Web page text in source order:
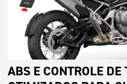
ABS E CONTROLE DE